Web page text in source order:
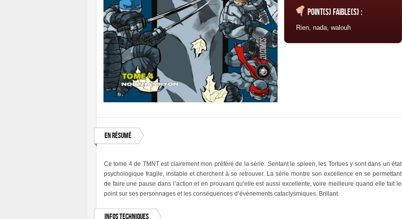
Point(s) faible(s) :
Rien, nada, walouh
En résumé
Ce tome 4 de TMNT est clairement mon préféré de la série. Sentant le spleen, les Tortues y sont dans un état
psychologique fragile, instable et cherchent à se retrouver. La série montre son excellence en se permettant
de faire une pause dans l’action et en prouvant qu’elle est aussi excellente, voire meilleure quand elle fait le
point sur ses personnages et les conséquences d’événements cataclysmiques. Brillant.
Infos techniques